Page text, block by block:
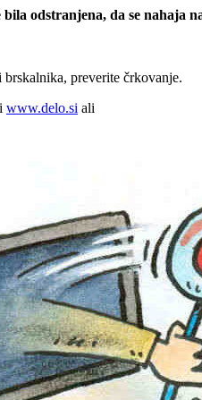
odstranjena, da se nahaja
preverite črkovanje.
www.delo.si ali